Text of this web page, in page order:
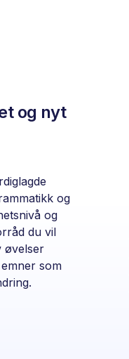
og nyt
og
og
du vil
øvelser
som